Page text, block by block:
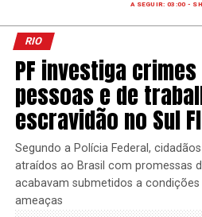
A SEGUIR: 03:00 -
RIO
PF investiga
pessoas e de
escravidão no Sul
Segundo a Polícia Federal,
atraídos ao Brasil com promessas
acabavam submetidos a
ameaças